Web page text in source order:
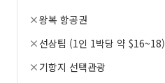
왕복 항공권
선상팁 (1인 1박당 약 $16~18)
기항지 선택관광